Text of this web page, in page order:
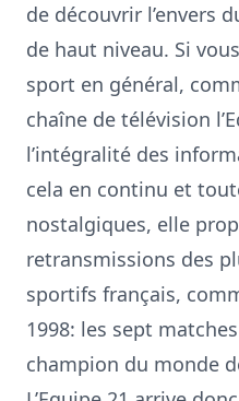
de découvrir l’envers
de haut niveau. Si
sport en général,
chaîne de télévision
l’intégralité des
cela en continu et
nostalgiques, elle
retransmissions des
sportifs français,
1998: les sept
champion du monde